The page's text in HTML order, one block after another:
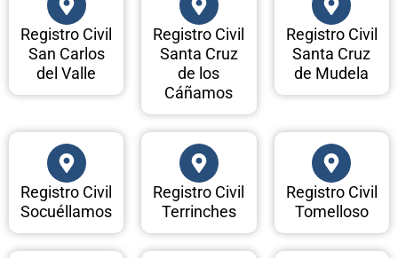
Registro Civil
San Carlos
del Valle
Registro Civil
Santa Cruz
de los
Cáñamos
Registro Civil
Santa Cruz
de Mudela
Registro Civil
Socuéllamos
Registro Civil
Terrinches
Registro Civil
Tomelloso